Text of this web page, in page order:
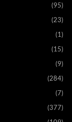
(95)
(23)
(1)
(15)
(9)
(284)
(7)
(377)